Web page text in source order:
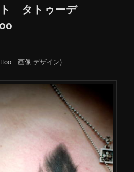
タトゥーデ
画像 デザイン)